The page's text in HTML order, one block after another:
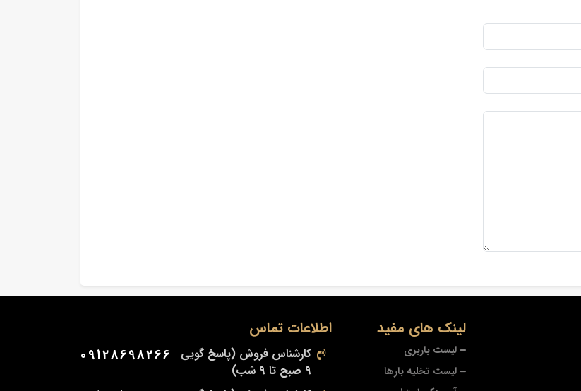
لینک های مفید
لیست باربری
لیست تخلیه بارها
اطلاعات تماس
کارشناس فروش (پاسخ گویی
9 صبح تا 9 شب)
09128698266